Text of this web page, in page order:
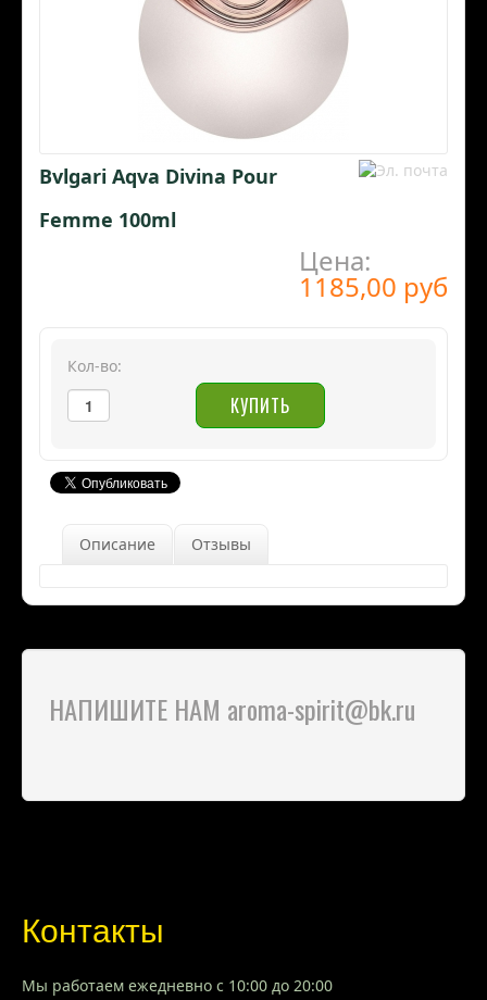
Bvlgari Aqva Divina Pour
Femme 100ml
Цена:
1185,00 руб
Кол-во:
Описание Отзывы
НАПИШИТЕ НАМ aroma-spirit@bk.ru
Контакты
Мы работаем ежедневно с 10:00 до 20:00